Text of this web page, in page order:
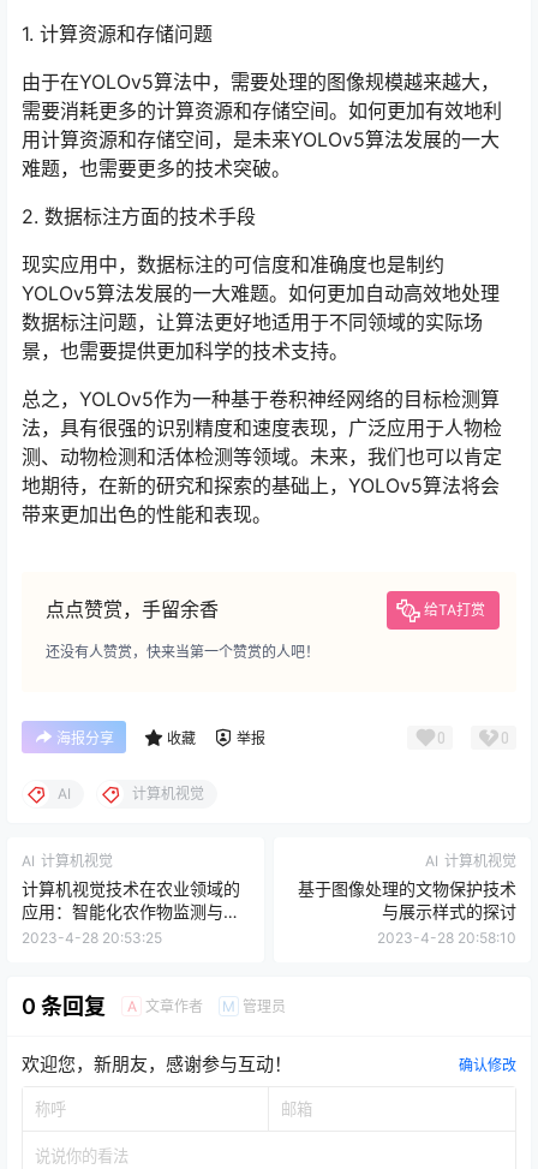
1. 计算资源和存储问题
由于在YOLOv5算法中，需要处理的图像规模越来越大，
需要消耗更多的计算资源和存储空间。如何更加有效地利
用计算资源和存储空间，是未来YOLOv5算法发展的一大
难题，也需要更多的技术突破。
2. 数据标注方面的技术手段
现实应用中，数据标注的可信度和准确度也是制约
YOLOv5算法发展的一大难题。如何更加自动高效地处理
数据标注问题，让算法更好地适用于不同领域的实际场
景，也需要提供更加科学的技术支持。
总之，YOLOv5作为一种基于卷积神经网络的目标检测算
法，具有很强的识别精度和速度表现，广泛应用于人物检
测、动物检测和活体检测等领域。未来，我们也可以肯定
地期待，在新的研究和探索的基础上，YOLOv5算法将会
带来更加出色的性能和表现。
点点赞赏，手留余香 给TA打赏
还没有人赞赏，快来当第一个赞赏的人吧！
海报分享 收藏 举报 0 0
AI 计算机视觉
AI 计算机视觉
计算机视觉技术在农业领域的
应用：智能化农作物监测与测
量
2023-4-28 20:53:25
AI 计算机视觉
基于图像处理的文物保护技术
与展示样式的探讨
2023-4-28 20:58:10
0 条回复 A 文章作者 M 管理员
欢迎您，新朋友，感谢参与互动！ 确认修改